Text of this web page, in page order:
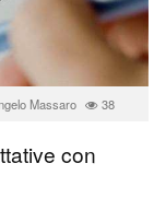
Massaro 38
con